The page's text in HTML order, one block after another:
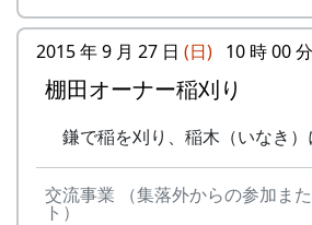
稲刈り
鎌（のこぎり鎌）を
取り、稲木に掛けて
る。
10月7日（土）～10月8日（
宵宮 2000-10-08 秋祭
秋祭り
蕎麦刈り
蕎麦の刈取り。人手
ています。当初の予
12月12日（日）
注連縄作り
村老人会の指導の
まじめに農業に取り組み、自然と
持ち、地域になじめる方または家
りを楽しむだけでなく、美しい景
地区をみんなで守っていくこと
10区画を募集した。会費は5万円。
2015 年 9 月 27 日 (日) 10 時 00
棚田オーナー稲刈り
鎌で稲を刈り、稲木（いなき
交流事業 （集落外からの参加ま
ト）